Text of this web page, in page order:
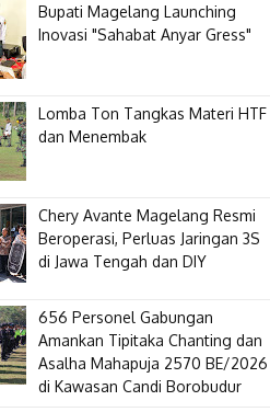
Bupati Magelang Launching
Inovasi "Sahabat Anyar Gress"
Lomba Ton Tangkas Materi HTF
dan Menembak
​Chery Avante Magelang Resmi
Beroperasi, Perluas Jaringan 3S
di Jawa Tengah dan DIY
656 Personel Gabungan
Amankan Tipitaka Chanting dan
Asalha Mahapuja 2570 BE/2026
di Kawasan Candi Borobudur